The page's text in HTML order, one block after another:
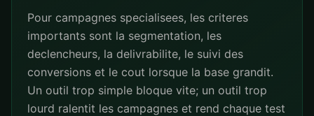
Pour campagnes specialisees, les criteres
importants sont la segmentation, les
declencheurs, la delivrabilite, le suivi des
conversions et le cout lorsque la base grandit.
Un outil trop simple bloque vite; un outil trop
lourd ralentit les campagnes et rend chaque test